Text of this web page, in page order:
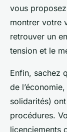
vous
montrer votre
retrouver un
tension et le
Enfin, sachez
de
solidarités)
procédures.
licenciements